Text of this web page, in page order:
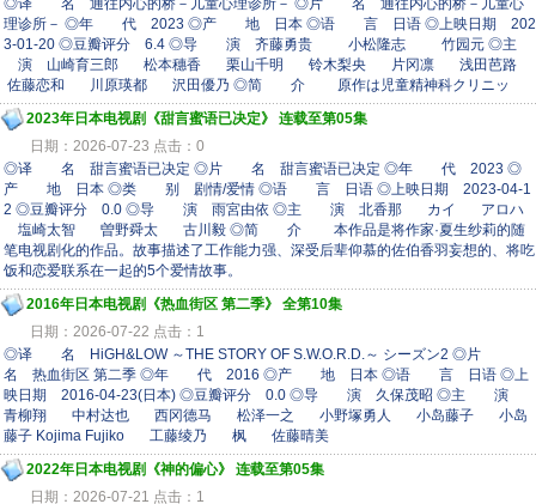
◎译 名 通往内心的桥－儿童心理诊所－ ◎片 名 通往内心的桥－儿童心
理诊所－ ◎年 代 2023 ◎产 地 日本 ◎语 言 日语 ◎上映日期 202
3-01-20 ◎豆瓣评分 6.4 ◎导 演 齐藤勇贵 小松隆志 竹园元 ◎主
演 山崎育三郎 松本穗香 栗山千明 铃木梨央 片冈凛 浅田芭路
佐藤恋和 川原瑛都 沢田優乃 ◎简 介 原作は児童精神科クリニッ
2023年日本电视剧《甜言蜜语已决定》 连载至第05集
日期：2026-07-23 点击：0
◎译 名 甜言蜜语已决定 ◎片 名 甜言蜜语已决定 ◎年 代 2023 ◎
产 地 日本 ◎类 别 剧情/爱情 ◎语 言 日语 ◎上映日期 2023-04-1
2 ◎豆瓣评分 0.0 ◎导 演 雨宮由依 ◎主 演 北香那 カイ アロハ
塩崎太智 曽野舜太 古川毅 ◎简 介 本作品是将作家·夏生纱莉的随
笔电视剧化的作品。故事描述了工作能力强、深受后辈仰慕的佐伯香羽妄想的、将吃
饭和恋爱联系在一起的5个爱情故事。
2016年日本电视剧《热血街区 第二季》 全第10集
日期：2026-07-22 点击：1
◎译 名 HiGH&LOW ～THE STORY OF S.W.O.R.D.～ シーズン2 ◎片
名 热血街区 第二季 ◎年 代 2016 ◎产 地 日本 ◎语 言 日语 ◎上
映日期 2016-04-23(日本) ◎豆瓣评分 0.0 ◎导 演 久保茂昭 ◎主 演
青柳翔 中村达也 西冈德马 松泽一之 小野塚勇人 小岛藤子 小岛
藤子 Kojima Fujiko 工藤绫乃 枫 佐藤晴美
2022年日本电视剧《神的偏心》 连载至第05集
日期：2026-07-21 点击：1